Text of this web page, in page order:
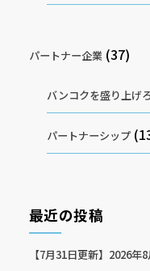
パートナー企業 (37)
バンコクを盛り上げ
パートナーシップ
最近の投稿
【7月31日更新】2026